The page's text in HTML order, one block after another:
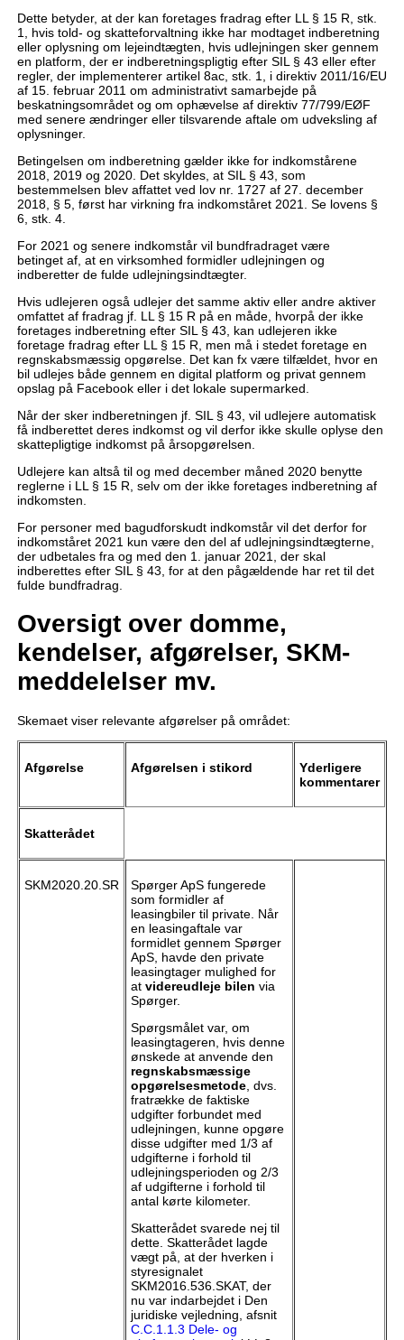
Dette betyder, at der kan foretages fradrag efter LL § 15 R, stk.
1, hvis told- og skatteforvaltning ikke har modtaget indberetning
eller oplysning om lejeindtægten, hvis udlejningen sker gennem
en platform, der er indberetningspligtig efter SIL § 43 eller efter
regler, der implementerer artikel 8ac, stk. 1, i direktiv 2011/16/EU
af 15. februar 2011 om administrativt samarbejde på
beskatningsområdet og om ophævelse af direktiv 77/799/EØF
med senere ændringer eller tilsvarende aftale om udveksling af
oplysninger.
Betingelsen om indberetning gælder ikke for indkomstårene
2018, 2019 og 2020. Det skyldes, at SIL § 43, som
bestemmelsen blev affattet ved lov nr. 1727 af 27. december
2018, § 5, først har virkning fra indkomståret 2021. Se lovens §
6, stk. 4.
For 2021 og senere indkomstår vil bundfradraget være
betinget af, at en virksomhed formidler udlejningen og
indberetter de fulde udlejningsindtægter.
Hvis udlejeren også udlejer det samme aktiv eller andre aktiver
omfattet af fradrag jf. LL § 15 R på en måde, hvorpå der ikke
foretages indberetning efter SIL § 43, kan udlejeren ikke
foretage fradrag efter LL § 15 R, men må i stedet foretage en
regnskabsmæssig opgørelse. Det kan fx være tilfældet, hvor en
bil udlejes både gennem en digital platform og privat gennem
opslag på Facebook eller i det lokale supermarked.
Når der sker indberetningen jf. SIL § 43, vil udlejere automatisk
få indberettet deres indkomst og vil derfor ikke skulle oplyse den
skattepligtige indkomst på årsopgørelsen.
Udlejere kan altså til og med december måned 2020 benytte
reglerne i LL § 15 R, selv om der ikke foretages indberetning af
indkomsten.
For personer med bagudforskudt indkomstår vil det derfor for
indkomståret 2021 kun være den del af udlejningsindtægterne,
der udbetales fra og med den 1. januar 2021, der skal
indberettes efter SIL § 43, for at den pågældende har ret til det
fulde bundfradrag.
Oversigt over domme,
kendelser, afgørelser, SKM-
meddelelser mv.
Skemaet viser relevante afgørelser på området:
Afgørelse Afgørelsen i stikord
Yderligere
kommentarer
Skatterådet
SKM2020.20.SR
Spørger ApS fungerede
som formidler af
leasingbiler til private. Når
en leasingaftale var
formidlet gennem Spørger
ApS, havde den private
leasingtager mulighed for
at videreudleje bilen via
Spørger.
Spørgsmålet var, om
leasingtageren, hvis denne
ønskede at anvende den
regnskabsmæssige
opgørelsesmetode, dvs.
fratrække de faktiske
udgifter forbundet med
udlejningen, kunne opgøre
disse udgifter med 1/3 af
udgifterne i forhold til
udlejningsperioden og 2/3
af udgifterne i forhold til
antal kørte kilometer.
Skatterådet svarede nej til
dette. Skatterådet lagde
vægt på, at der hverken i
styresignalet
SKM2016.536.SKAT, der
nu var indarbejdet i Den
juridiske vejledning, afsnit
C.C.1.1.3 Dele- og